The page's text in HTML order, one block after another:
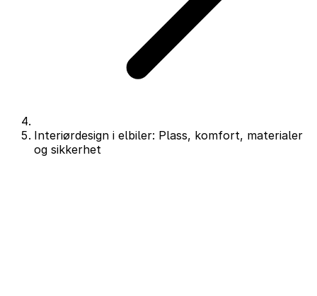
Interiørdesign i elbiler: Plass, komfort, materialer
og sikkerhet